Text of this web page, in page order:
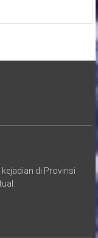
di Provinsi